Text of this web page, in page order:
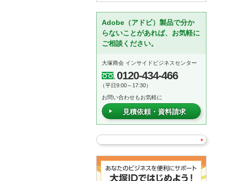
Adobe（アドビ）製品で分か
らないことがあれば、お気軽に
ご相談ください。
大塚商会 インサイドビジネスセンター
0120-434-466
（平日9:00～17:30）
お問い合わせもお気軽に
見積依頼・資料請求